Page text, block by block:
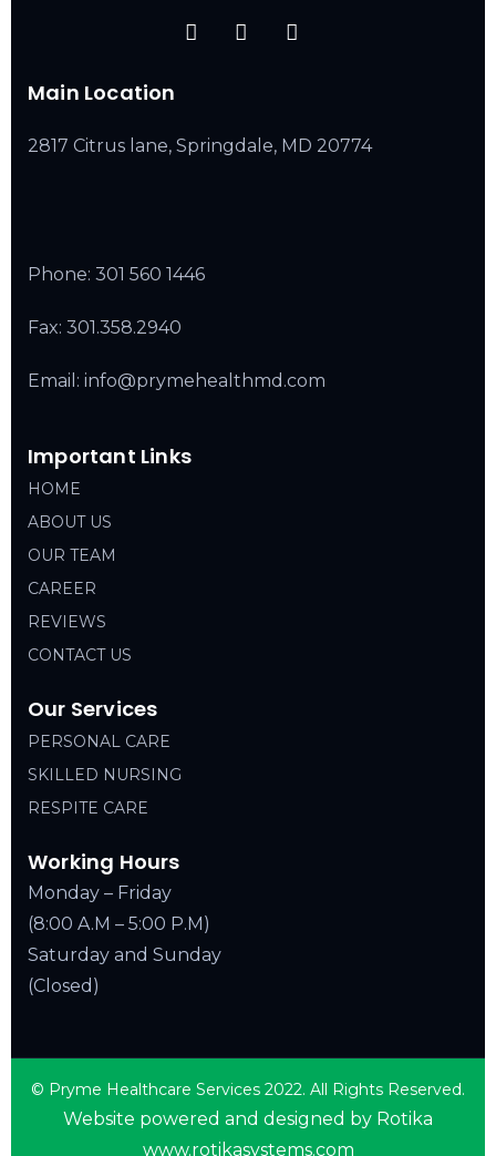
Main Location
2817 Citrus lane, Springdale, MD 20774
Phone: 301 560 1446
Fax: 301.358.2940
Email: info@prymehealthmd.com
Important Links
HOME
ABOUT US
OUR TEAM
CAREER
REVIEWS
CONTACT US
Our Services
PERSONAL CARE
SKILLED NURSING
RESPITE CARE
Working Hours
Monday – Friday
(8:00 A.M – 5:00 P.M)
Saturday and Sunday
(Closed)
© Pryme Healthcare Services 2022. All Rights Reserved.
Website powered and designed by Rotika
www.rotikasystems.com